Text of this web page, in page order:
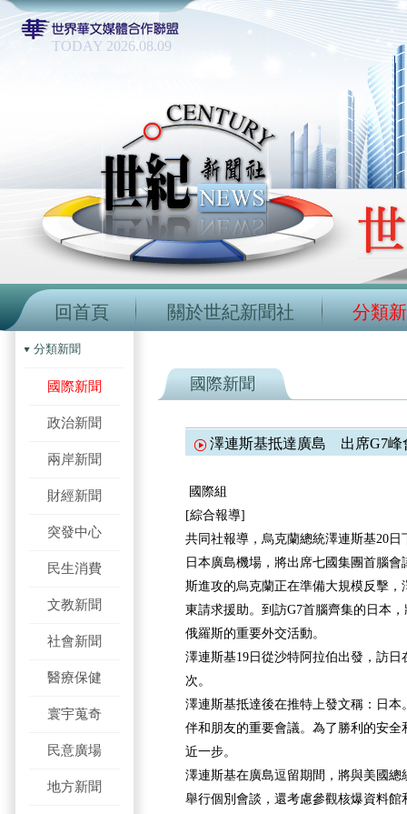
TODAY 2026.08.09
回首頁 關於世紀新聞社 分類
分類新聞
國際新聞
政治新聞
兩岸新聞
財經新聞
突發中心
民生消費
文教新聞
社會新聞
醫療保健
寰宇蒐奇
民意廣場
地方新聞
國際新聞
澤連斯基抵達廣島 出席G7峰
國際組
[綜合報導]
共同社報導，烏克蘭總統澤連斯基20
日本廣島機場，將出席七國集團首腦
斯進攻的烏克蘭正在準備大規模反擊
東請求援助。到訪G7首腦齊集的日本
俄羅斯的重要外交活動。
澤連斯基19日從沙特阿拉伯出發，訪
次。
澤連斯基抵達後在推特上發文稱：日本
伴和朋友的重要會議。為了勝利的安
近一步。
澤連斯基在廣島逗留期間，將與美國
舉行個別會談，還考慮參觀核爆資料